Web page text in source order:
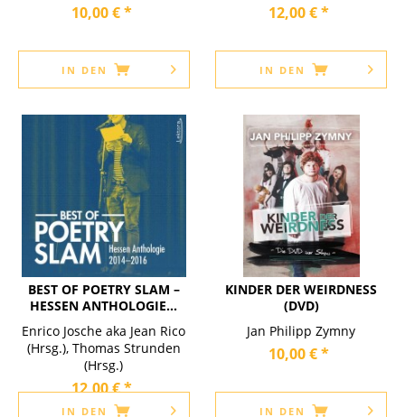
10,00 € *
IN DEN
12,00 € *
IN DEN
BEST OF POETRY SLAM –
HESSEN ANTHOLOGIE...
Enrico Josche aka Jean Rico
(Hrsg.), Thomas Strunden
(Hrsg.)
12,00 € *
IN DEN
KINDER DER WEIRDNESS
(DVD)
Jan Philipp Zymny
10,00 € *
IN DEN